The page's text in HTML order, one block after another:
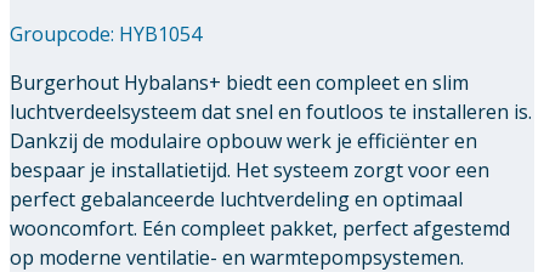
Groupcode: HYB1054
Burgerhout Hybalans+ biedt een compleet en slim
luchtverdeelsysteem dat snel en foutloos te installeren is.
Dankzij de modulaire opbouw werk je efficiënter en
bespaar je installatietijd. Het systeem zorgt voor een
perfect gebalanceerde luchtverdeling en optimaal
wooncomfort. Eén compleet pakket, perfect afgestemd
op moderne ventilatie- en warmtepompsystemen.